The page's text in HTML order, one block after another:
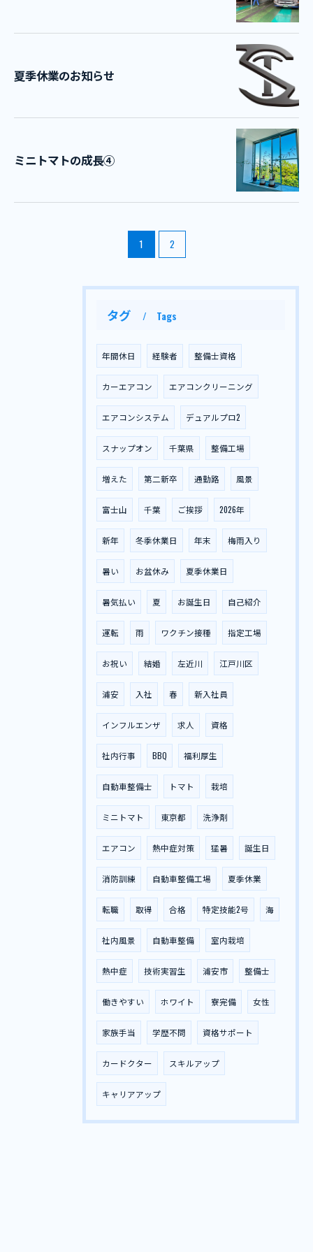
夏季休業のお知らせ
ミニトマトの成長④
1 2
タグ Tags
年間休日 経験者 整備士資格
カーエアコン エアコンクリーニング
エアコンシステム デュアルプロ2
スナップオン 千葉県 整備工場
増えた 第二新卒 通勤路 風景
富士山 千葉 ご挨拶 2026年
新年 冬季休業日 年末 梅雨入り
暑い お盆休み 夏季休業日
暑気払い 夏 お誕生日 自己紹介
運転 雨 ワクチン接種 指定工場
お祝い 結婚 左近川 江戸川区
浦安 入社 春 新入社員
インフルエンザ 求人 資格
社内行事 BBQ 福利厚生
自動車整備士 トマト 栽培
ミニトマト 東京都 洗浄剤
エアコン 熱中症対策 猛暑 誕生日
消防訓練 自動車整備工場 夏季休業
転職 取得 合格 特定技能2号 海
社内風景 自動車整備 室内栽培
熱中症 技術実習生 浦安市 整備士
働きやすい ホワイト 寮完備 女性
家族手当 学歴不問 資格サポート
カードクター スキルアップ
キャリアアップ